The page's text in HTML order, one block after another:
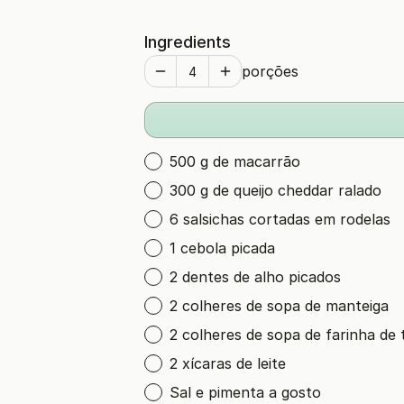
Ingredients
porções
500 g de macarrão
300 g de queijo cheddar ralado
6 salsichas cortadas em rodelas
1 cebola picada
2 dentes de alho picados
2 colheres de sopa de manteiga
2 colheres de sopa de farinha de
2 xícaras de leite
Sal e pimenta a gosto